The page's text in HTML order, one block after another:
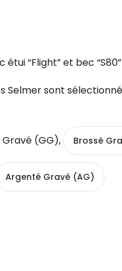
“Flight” et bec “S80”
Selmer sont
(GG), Brossé
Argenté Gravé (AG)